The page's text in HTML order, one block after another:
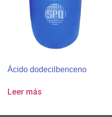
Ácido dodecilbenceno
Leer más